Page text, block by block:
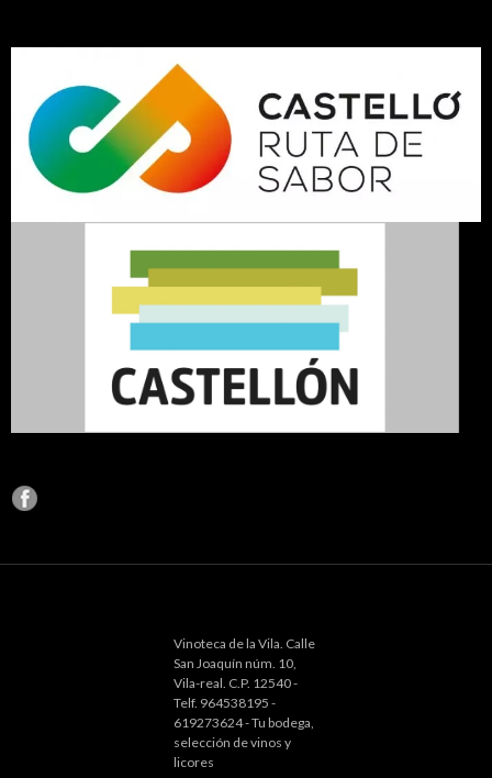
Vinoteca de la Vila. Calle
San Joaquín núm. 10,
Vila-real. C.P. 12540 -
Telf. 964538195 -
619273624 - Tu bodega,
selección de vinos y
licores